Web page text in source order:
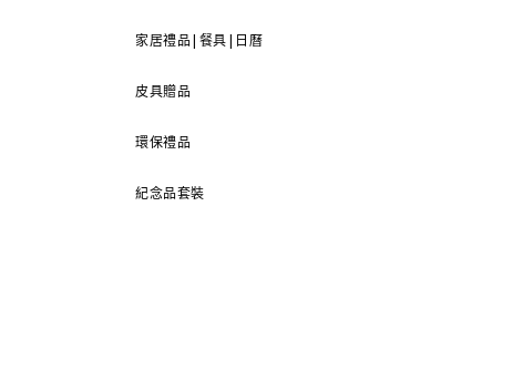
家居禮品|餐具|日曆
皮具贈品
環保禮品
紀念品套裝